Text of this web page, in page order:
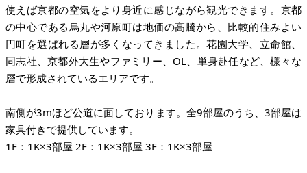
使えば京都の空気をより身近に感じながら観光できます。京都
の中心である烏丸や河原町は地価の高騰から、比較的住みよい
円町を選ばれる層が多くなってきました。花園大学、立命館、
同志社、京都外大生やファミリー、OL、単身赴任など、様々な
層で形成されているエリアです。
南側が3mほど公道に面しております。全9部屋のうち、3部屋は
家具付きで提供しています。
1F：1K×3部屋 2F：1K×3部屋 3F：1K×3部屋